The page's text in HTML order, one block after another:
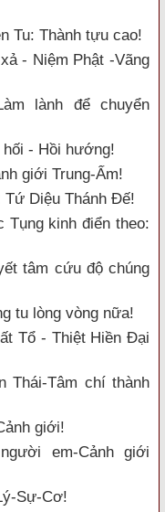
Tu: Thành tựu cao!
- Niệm Phật -Vãng
lành để chuyển
- Hồi hướng!
giới Trung-Ấm!
Diệu Thánh Đế!
kinh điển theo:
tâm cứu độ chúng
tu lòng vòng nữa!
Tổ - Thiệt Hiền Đại
Thái-Tâm chí thành
giới!
em-Cảnh giới
Sự-Cơ!